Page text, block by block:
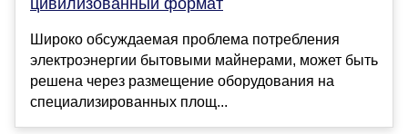
Широко обсуждаемая проблема потребления
электроэнергии бытовыми майнерами, может быть
решена через размещение оборудования на
специализированных площ...